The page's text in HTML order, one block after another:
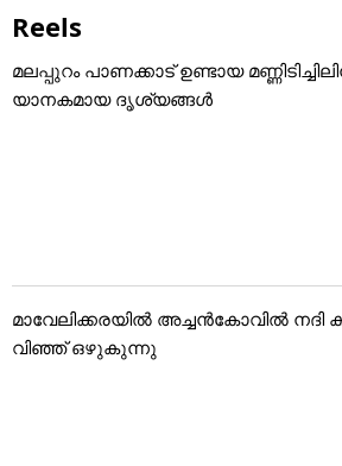
Reels
മലപ്പുറം പാണക്കാട് ഉണ്ടായ
യാനകമായ ദൃശ്യങ്ങൾ
മാവേലിക്കരയിൽ അച്ചൻകോവിൽ നദി
വിഞ്ഞ് ഒഴുകുന്നു